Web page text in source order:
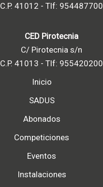
C.P. 41012 - Tlf: 954487700
CED Pirotecnia
C/ Pirotecnia s/n
C.P. 41013 - Tlf: 955420200
Inicio
SADUS
Abonados
Competiciones
Eventos
Instalaciones